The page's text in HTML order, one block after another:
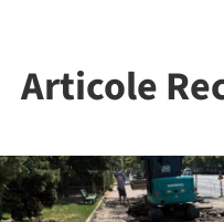
Articole